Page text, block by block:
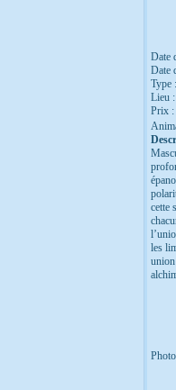
Date
Date
Type :
Lieu :
Prix :
cette
les